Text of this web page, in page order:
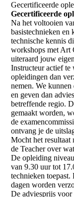
Gecertificeerde
Gecertificeerde
Na het voltooien
basistechnieken en
technische kennis
workshops met Art
uiteraard jouw
Instructeur actief te
opleidingen dan
nemen. We
en geven dan
betreffende regio.
gemaakt worden,
de
ontvang je de
Mocht het
de Teacher over
De opleiding
van 9.30 uur tot
technieken
dagen worden
De adviesprijs